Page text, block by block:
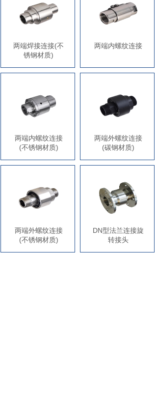
两端焊接连接(不
锈钢材质)
两端内螺纹连接
两端内螺纹连接
(不锈钢材质)
两端外螺纹连接
(碳钢材质)
两端外螺纹连接
(不锈钢材质)
DN型法兰连接旋
转接头